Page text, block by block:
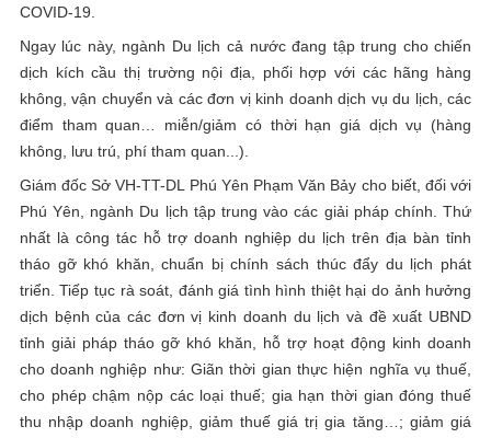
COVID-19.
Ngay lúc này, ngành Du lịch cả nước đang tập trung cho chiến
dịch kích cầu thị trường nội địa, phối hợp với các hãng hàng
không, vận chuyển và các đơn vị kinh doanh dịch vụ du lịch, các
điểm tham quan… miễn/giảm có thời hạn giá dịch vụ (hàng
không, lưu trú, phí tham quan...).
Giám đốc Sở VH-TT-DL Phú Yên Phạm Văn Bảy cho biết, đối với
Phú Yên, ngành Du lịch tập trung vào các giải pháp chính. Thứ
nhất là công tác hỗ trợ doanh nghiệp du lịch trên địa bàn tỉnh
tháo gỡ khó khăn, chuẩn bị chính sách thúc đẩy du lịch phát
triển. Tiếp tục rà soát, đánh giá tình hình thiệt hại do ảnh hưởng
dịch bệnh của các đơn vị kinh doanh du lịch và đề xuất UBND
tỉnh giải pháp tháo gỡ khó khăn, hỗ trợ hoạt động kinh doanh
cho doanh nghiệp như: Giãn thời gian thực hiện nghĩa vụ thuế,
cho phép chậm nộp các loại thuế; gia hạn thời gian đóng thuế
thu nhập doanh nghiệp, giảm thuế giá trị gia tăng…; giảm giá